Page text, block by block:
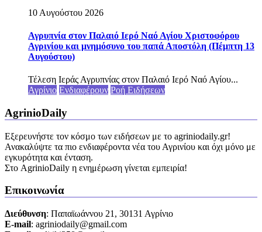
10 Αυγούστου 2026
Αγρυπνία στον Παλαιό Ιερό Ναό Αγίου Χριστοφόρου
Αγρινίου και μνημόσυνο του παπά Αποστόλη (Πέμπτη 13
Αυγούστου)
Τέλεση Ιεράς Αγρυπνίας στον Παλαιό Ιερό Ναό Αγίου...
Αγρίνιο Ενδιαφέρουν Ροή Ειδήσεων
AgrinioDaily
Εξερευνήστε τον κόσμο των ειδήσεων με το agriniodaily.gr!
Ανακαλύψτε τα πιο ενδιαφέροντα νέα του Αγρινίου και όχι μόνο με
εγκυρότητα και ένταση.
Στο AgrinioDaily η ενημέρωση γίνεται εμπειρία!
Επικοινωνία
Διεύθυνση: Παπαϊωάννου 21, 30131 Αγρίνιο
Ε-mail: agriniodaily@gmail.com